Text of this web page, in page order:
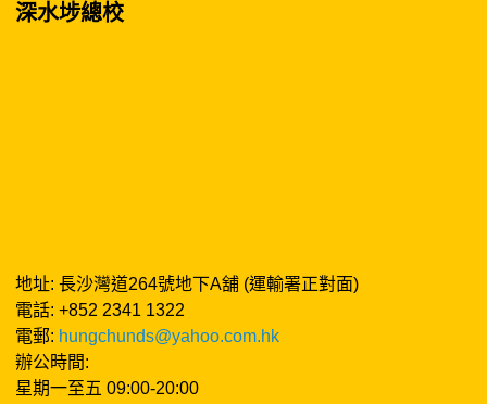
深水埗總校
地址: 長沙灣道264號地下A舖 (運輸署正對面)
電話: +852 2341 1322
電郵: hungchunds@yahoo.com.hk
辦公時間:
星期一至五 09:00-20:00